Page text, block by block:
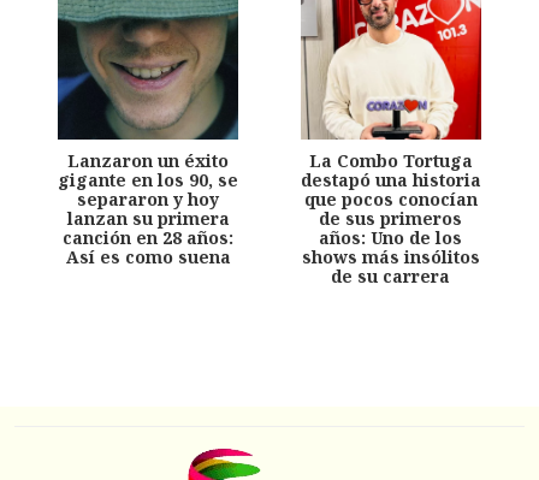
Lanzaron un éxito
gigante en los 90, se
separaron y hoy
lanzan su primera
canción en 28 años:
Así es como suena
La Combo Tortuga
destapó una historia
que pocos conocían
de sus primeros
años: Uno de los
shows más insólitos
de su carrera